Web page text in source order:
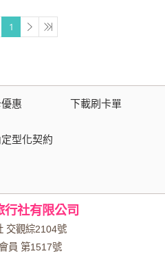
1
惠 下載刷卡單
定型化契約
行社有限公司
交觀綜2104號
員 第1517號